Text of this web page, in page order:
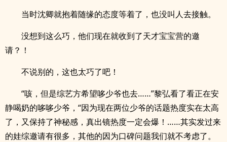
当时沈卿就抱着随缘的态度等着了，也没叫人去接触。
没想到这么巧，他们现在就收到了天才宝宝营的邀
请？！
不说别的，这也太巧了吧！
“咳，但是综艺方希望哆少爷也去……”黎弘看了看正在安
静喝奶的哆哆少爷，“因为现在两位少爷的话题热度实在太高
了，又保持了神秘感，真出镜热度一定会爆！……其实发过来
的娃综邀请有很多，其他的因为口碑问题我们就不考虑了。